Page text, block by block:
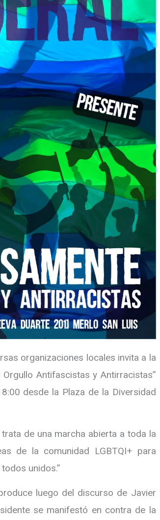
organizaciones locales invita a la
Antifascistas y Antirracistas”
desde la Plaza de la Diversidad
de una marcha abierta a toda la
de la comunidad LGBTQI+ para
unidos.”
luego del discurso de Javier
se manifestó en contra de la